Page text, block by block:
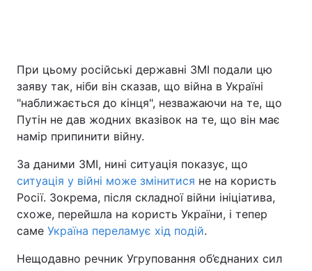
При цьому російські державні ЗМІ подали цю
заяву так, ніби він сказав, що війна в Україні
"наближається до кінця", незважаючи на те, що
Путін не дав жодних вказівок на те, що він має
намір припинити війну.
За даними ЗМІ, нині ситуація показує, що
ситуація у війні може змінитися не на користь
Росії. Зокрема, після складної війни ініціатива,
схоже, перейшла на користь України, і тепер
саме Україна переламує хід подій.
Нещодавно речник Угруповання об’єднаних сил